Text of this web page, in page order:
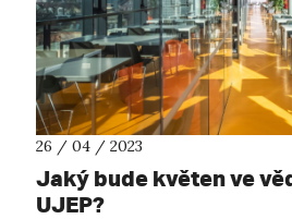
26 / 04 / 2023
Jaký bude květen ve
UJEP?